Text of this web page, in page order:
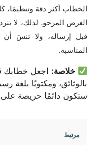
الخطاب أكثر دقة
الغرض المرجو. لذلك، لا
قبل إرساله، ولا تنسَ أن
المناسبة.
خلاصة: اجعل خطابك
بالوثائق، ومكتوبًا بلغة
ستكون دائمًا حريصة على
مرتبط